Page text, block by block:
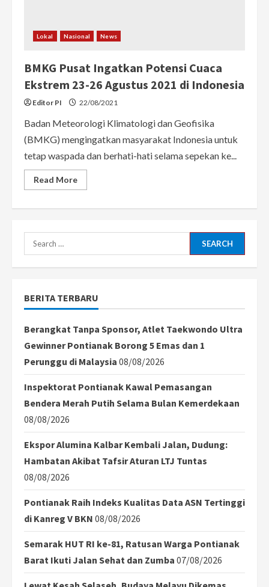
6
Januari
Lokal Nasional News
BMKG Pusat Ingatkan Potensi Cuaca
Ekstrem 23-26 Agustus 2021 di Indonesia
Editor PI 22/08/2021
Badan Meteorologi Klimatologi dan Geofisika
(BMKG) mengingatkan masyarakat Indonesia untuk
tetap waspada dan berhati-hati selama sepekan ke...
Read MoreRead
more
23-
Indonesia
Search
for:
BERITA TERBARU
Berangkat Tanpa Sponsor, Atlet Taekwondo Ultra
Gewinner Pontianak Borong 5 Emas dan 1
Perunggu di Malaysia 08/08/2026
Inspektorat Pontianak Kawal Pemasangan
Bendera Merah Putih Selama Bulan Kemerdekaan
08/08/2026
Ekspor Alumina Kalbar Kembali Jalan, Dudung:
Hambatan Akibat Tafsir Aturan LTJ Tuntas
08/08/2026
Pontianak Raih Indeks Kualitas Data ASN Tertinggi
di Kanreg V BKN 08/08/2026
Semarak HUT RI ke-81, Ratusan Warga Pontianak
Barat Ikuti Jalan Sehat dan Zumba 07/08/2026